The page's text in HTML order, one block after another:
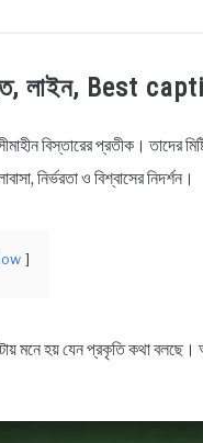
BIOGRAPHY
লাইন, Best
বিস্তারের প্রতীক।
নির্ভরতা ও বিশ্বাসের নিদর্শন।
মনে হয় যেন প্রকৃতি কথা